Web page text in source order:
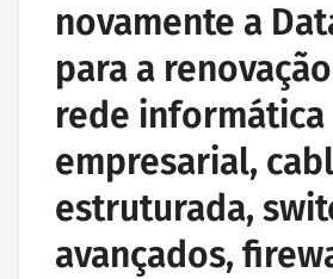
novamente a
para a
rede informática
empresarial,
estruturada,
avançados,